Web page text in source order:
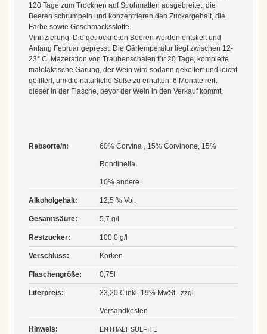
120 Tage zum Trocknen auf Strohmatten ausgebreitet, die
Beeren schrumpeln und konzentrieren den Zuckergehalt, die
Farbe sowie Geschmacksstoffe.
Vinifizierung: Die getrockneten Beeren werden entstielt und
Anfang Februar gepresst. Die Gärtemperatur liegt zwischen 12-
23° C, Mazeration von Traubenschalen für 20 Tage, komplette
malolaktische Gärung, der Wein wird sodann gekeltert und leicht
gefiltert, um die natürliche Süße zu erhalten. 6 Monate reift
dieser in der Flasche, bevor der Wein in den Verkauf kommt.
Rebsorte/n: 60% Corvina , 15% Corvinone, 15%
Rondinella
10% andere
Alkoholgehalt: 12,5 % Vol.
Gesamtsäure: 5,7 g/l
Restzucker: 100,0 g/l
Verschluss: Korken
Flaschengröße: 0,75l
Literpreis: 33,20 € inkl. 19% MwSt., zzgl.
Versandkosten
Hinweis: ENTHÄLT SULFITE